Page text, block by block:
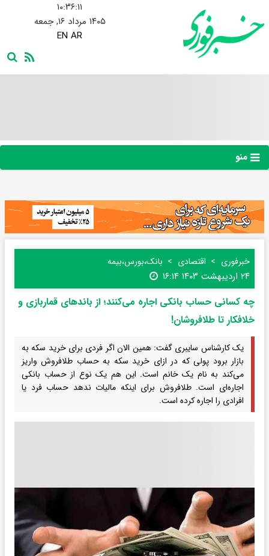
۱۰:۳۶:۱۲
۱۴۰۵ مرداد ۱۶, جمعه
EN AR
منو
خبرفوری اقتصادی بانک،بورس،بیمه
۲۴ اردیبهشت ۱۴۰۳ ۱۶:۱۴
چه کسانی حساب بانکی اجاره می‌کنند؛ از باندهای قماربازی و
خلافکار تا طلافروشان!
یک کارشناس سایبری گفت: همین الان اگر فردی برای خرید سکه به
بازار برود پولی که در ازای خرید سکه به حساب طلافروش واریز
می‌کند به نام یک خانم است. این هم یک نوع از حساب بانکی
اجاره‌ای است. طلافروش برای اینکه مالیات ندهد حساب فرد یا
افرادی را اجاره کرده است.